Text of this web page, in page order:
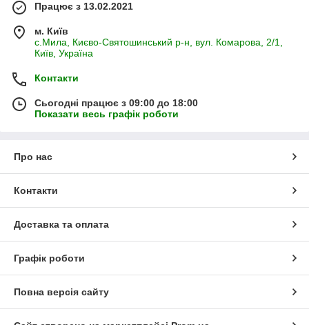
Працює з 13.02.2021
м. Київ
с.Мила, Києво-Святошинський р-н, вул. Комарова, 2/1,
Київ, Україна
Контакти
Сьогодні працює з 09:00 до 18:00
Показати весь графік роботи
Про нас
Контакти
Доставка та оплата
Графік роботи
Повна версія сайту